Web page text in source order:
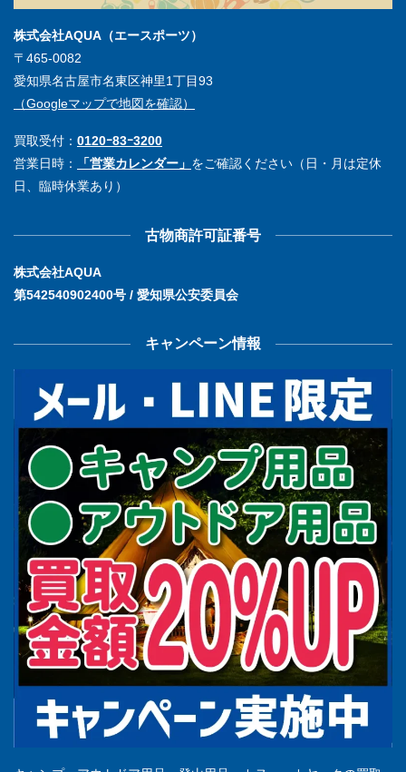
株式会社AQUA（エースポーツ）
〒465-0082
愛知県名古屋市名東区神里1丁目93
（Googleマップで地図を確認）
買取受付： 0120ｰ83ｰ3200
営業日時：
「営業カレンダー」 をご確認ください（日・月は定休
日、臨時休業あり）
古物商許可証番号
株式会社AQUA
第542540902400号 / 愛知県公安委員会
キャンペーン情報